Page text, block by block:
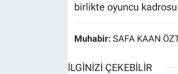
birlikte oyuncu
Muhabir: SAFA KAAN